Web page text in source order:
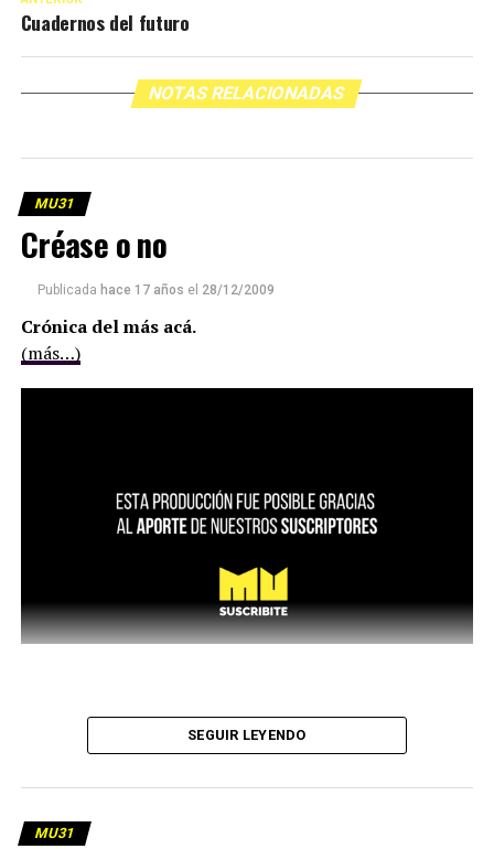
Cuadernos del futuro
NOTAS RELACIONADAS
MU31
Créase o no
Publicada hace 17 años el 28/12/2009
Crónica del más acá.
(más…)
SEGUIR LEYENDO
MU31